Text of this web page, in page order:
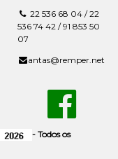
22 536 68 04 / 22
536 74 42 / 91 853 50
07
antas@remper.net
- Todos os